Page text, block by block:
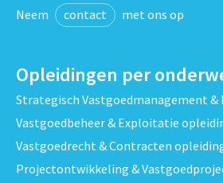
Neem contact met ons op
Opleidingen per
Strategisch Vastgoedmanagement &
Vastgoedbeheer & Exploitatie
Vastgoedrecht & Contracten
Projectontwikkeling &